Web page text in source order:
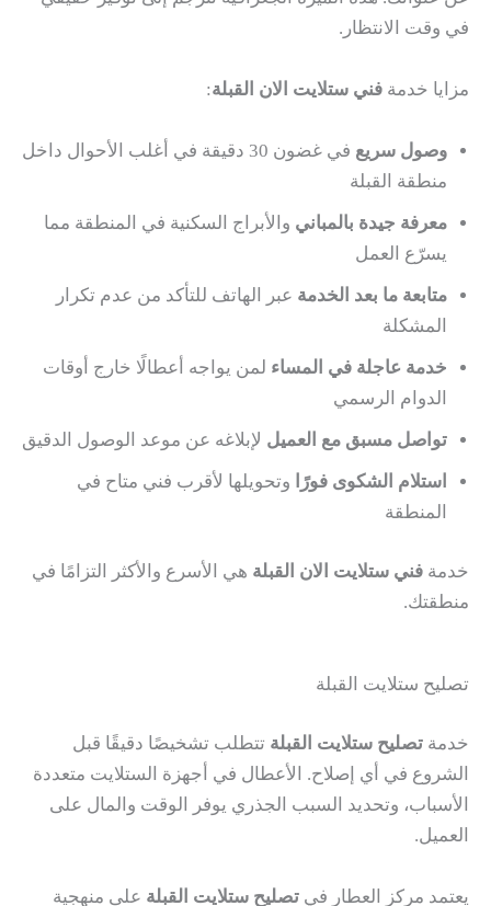
في وقت الانتظار.
مزايا خدمة فني ستلايت الان القبلة:
وصول سريع
في غضون 30 دقيقة في أغلب الأحوال داخل
منطقة القبلة
معرفة جيدة بالمباني والأبراج السكنية في المنطقة مما
يسرّع العمل
متابعة ما بعد الخدمة عبر الهاتف للتأكد من عدم تكرار
المشكلة
خدمة عاجلة في المساء لمن يواجه أعطالًا خارج أوقات
الدوام الرسمي
تواصل مسبق مع العميل لإبلاغه عن موعد الوصول الدقيق
استلام الشكوى فورًا
وتحويلها لأقرب فني متاح في
المنطقة
خدمة فني ستلايت الان القبلة هي الأسرع والأكثر التزامًا في
منطقتك.
تصليح ستلايت القبلة
خدمة تصليح ستلايت القبلة تتطلب تشخيصًا دقيقًا قبل
الشروع في أي إصلاح. الأعطال في أجهزة الستلايت متعددة
الأسباب، وتحديد السبب الجذري يوفر الوقت والمال على
العميل.
يعتمد مركز العطار في تصليح ستلايت القبلة على منهجية